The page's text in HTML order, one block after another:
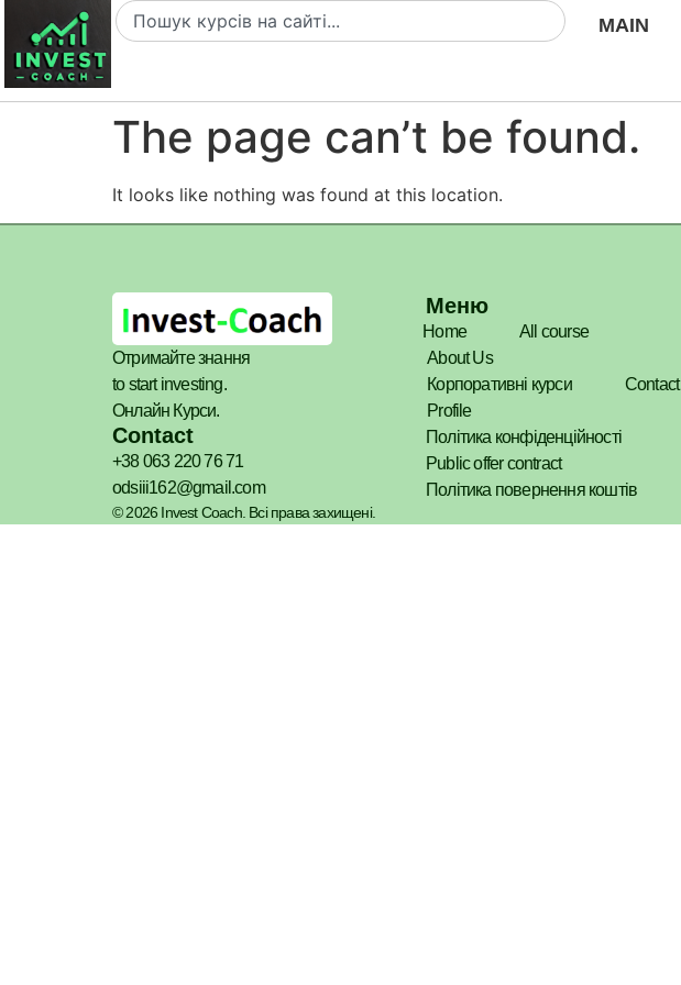
MAIN
The page can’t be found.
It looks like nothing was found at this location.
Отримайте знання
to start investing.
Онлайн Курси.
Contact
+38 063 220 76 71
odsiii162@gmail.com
© 2026 Invest Coach. Всі права захищені.
Меню
Home
All course
About Us
Корпоративні курси
Contact
Profile
Політика конфіденційності
Public offer contract
Політика повернення коштів